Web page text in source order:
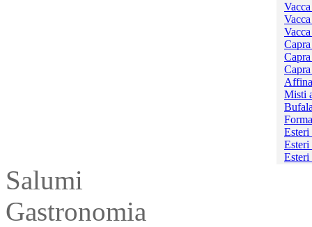
Misti
Esteri
Esteri
Esteri
Salumi
Gastronomia